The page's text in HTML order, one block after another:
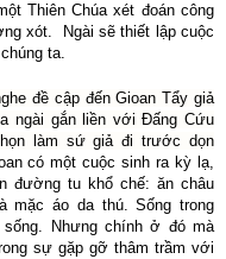
Thiên Chúa xét đoán công
xót. Ngài sẽ thiết lập cuộc
ta.
đề cập đến Gioan Tẩy giả
ngài gắn liền với Đấng Cứu
làm sứ giả đi trước dọn
có một cuộc sinh ra kỳ lạ,
đường tu khổ chế: ăn châu
mặc áo da thú. Sống trong
Nhưng chính ở đó mà
sự gặp gỡ thâm trầm với